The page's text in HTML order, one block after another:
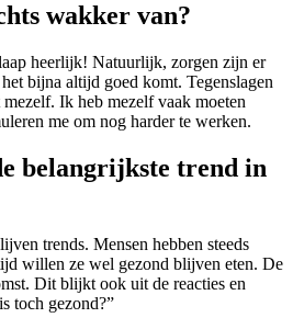
wakker van?
heerlijk! Natuurlijk, zorgen zijn er
bijna altijd goed komt. Tegenslagen
Ik heb mezelf vaak moeten
me om nog harder te werken.
belangrijkste trend in
trends. Mensen hebben steeds
willen ze wel gezond blijven eten. De
Dit blijkt ook uit de reacties en
toch gezond?”